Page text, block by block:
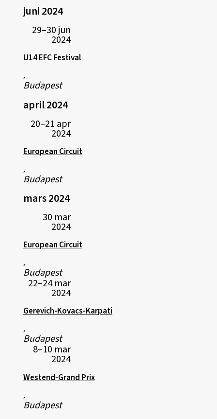
juni 2024
29–30 jun
2024
U14 EFC Festival
,
Budapest
april 2024
20–21 apr
2024
European Circuit
,
Budapest
mars 2024
30 mar
2024
European Circuit
,
Budapest
22–24 mar
2024
Gerevich-Kovacs-Karpati
,
Budapest
8–10 mar
2024
Westend-Grand Prix
,
Budapest